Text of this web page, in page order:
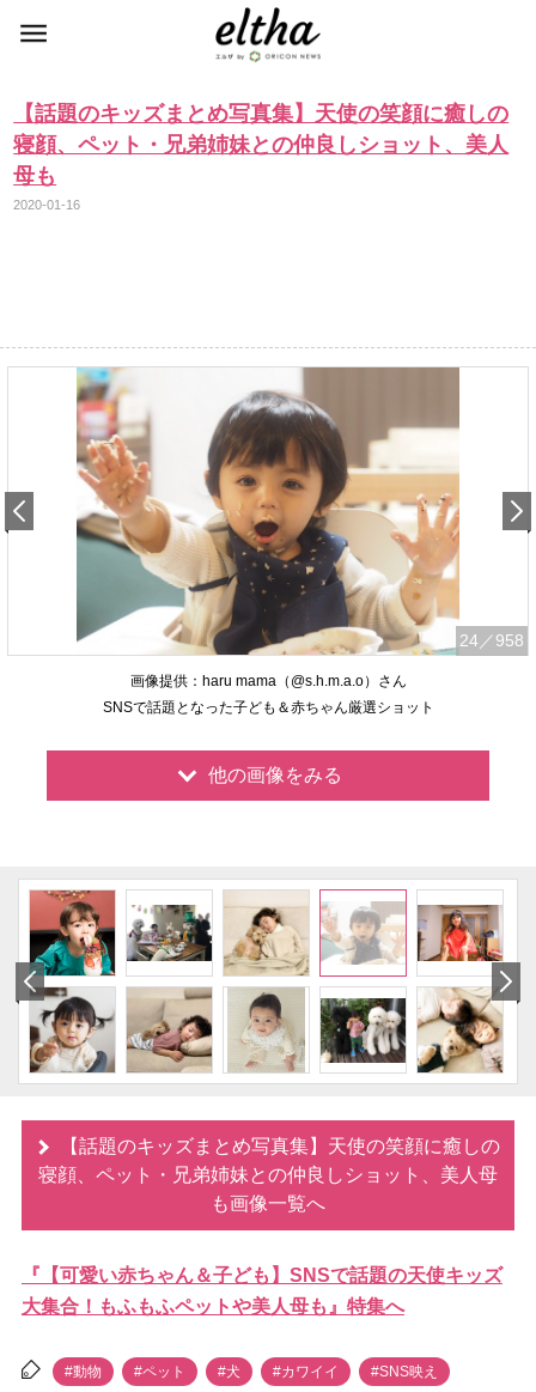
【話題のキッズまとめ写真集】天使の笑顔に癒しの
寝顔、ペット・兄弟姉妹との仲良しショット、美人
母も
2020-01-16
24 ／958
画像提供：haru mama（@s.h.m.a.o）さん
SNSで話題となった子ども＆赤ちゃん厳選ショット
他の画像をみる
【話題のキッズまとめ写真集】天使の笑顔に癒しの
寝顔、ペット・兄弟姉妹との仲良しショット、美人母
も画像一覧へ
『【可愛い赤ちゃん＆子ども】SNSで話題の天使キッズ
大集合！もふもふペットや美人母も』特集へ
#動物 #ペット #犬 #カワイイ #SNS映え